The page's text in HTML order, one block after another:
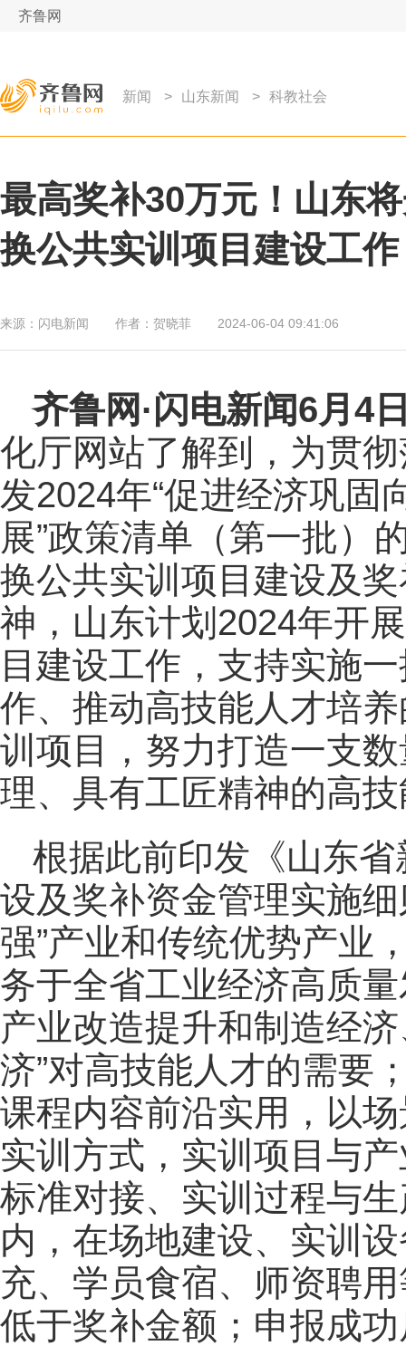
齐鲁网
新闻 > 山东新闻 > 科教社会
最高奖补30万元！山东
换公共实训项目建设工作
来源： 闪电新闻 作者： 贺晓菲 2024-06-04 09:41:06
齐鲁网 ·闪电新闻6月4
化厅网站了解到，为贯
发2024年“促进经济巩固
展”政策清单（第一批）
换公共实训项目建设及
神，山东计划2024年开
目建设工作，支持实施
作、推动高技能人才培
训项目，努力打造一支
理、具有工匠精神的高
根据此前印发《山东
设及奖补资金管理实施
强”产业和传统优势产业
务于全省工业经济高质
产业改造提升和制造经
济”对高技能人才的需要
课程内容前沿实用，以
实训方式，实训项目与
标准对接、实训过程与
内，在场地建设、实训
充、学员食宿、师资聘
低于奖补金额； 申报成